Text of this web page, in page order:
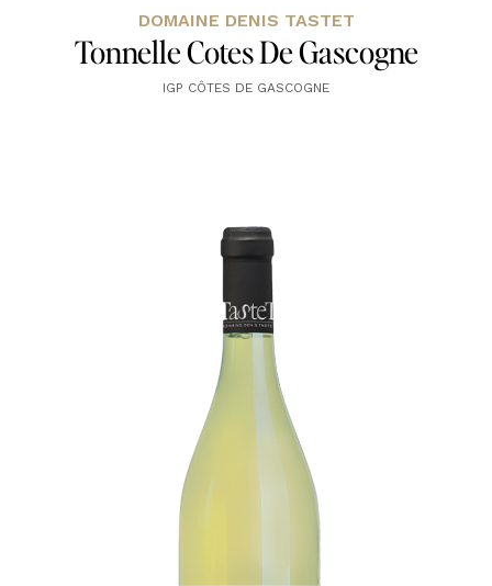
DOMAINE DENIS TASTET
Tonnelle Cotes De Gascogne
IGP CÔTES DE GASCOGNE